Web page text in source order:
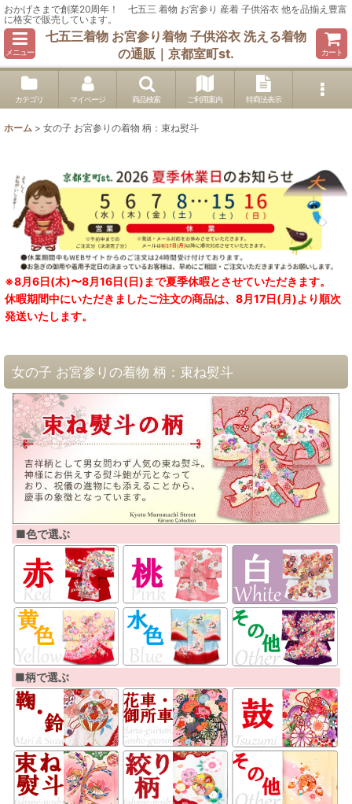
おかげさまで創業20周年！ 七五三 着物 お宮参り 産着 子供浴衣 他を品揃え豊富
に格安で販売しています。
メニュー
七五三着物 お宮参り着物 子供浴衣 洗える着物
の通販｜京都室町st.
カート
カテゴリ マイページ 商品検索 ご利用案内 特商法表示
ホーム > 女の子 お宮参りの着物 柄：束ね熨斗
※8月6日(木)〜8月16日(日)まで夏季休暇とさせていただきます。
休暇期間中にいただきましたご注文の商品は、8月17日(月)より順次
発送いたします。
女の子 お宮参りの着物 柄：束ね熨斗
■色で選ぶ
■柄で選ぶ